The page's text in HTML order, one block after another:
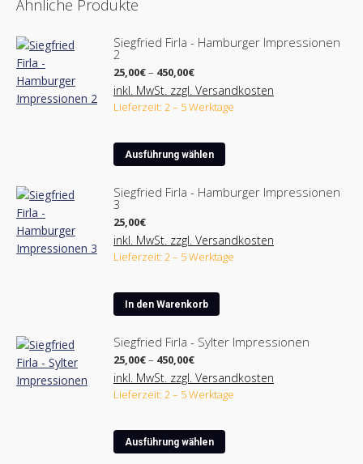
Ähnliche Produkte
Siegfried Firla - Hamburger Impressionen
2
25,00€– 450,00€Preisspanne:
25,00€
bis
450,00€
inkl. MwSt. zzgl. Versandkosten
Lieferzeit: 2 – 5 Werktage
Ausführung wählen
Dieses
Produkt
mehrere
auf.
Die
Produktseite
werden
Siegfried Firla - Hamburger Impressionen
3
25,00€
inkl. MwSt. zzgl. Versandkosten
Lieferzeit: 2 – 5 Werktage
In den Warenkorb
Siegfried Firla - Sylter Impressionen
25,00€– 450,00€Preisspanne:
25,00€
bis
450,00€
inkl. MwSt. zzgl. Versandkosten
Lieferzeit: 2 – 5 Werktage
Ausführung wählen
Dieses
Produkt